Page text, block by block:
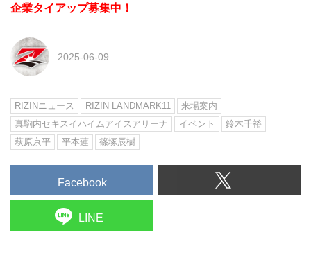
企業タイアップ募集中！
2025-06-09
RIZINニュース RIZIN LANDMARK11
来場案内
真駒内セキスイハイムアイスアリーナ
イベント
鈴木千裕
萩原京平
平本蓮 篠塚辰樹
Facebook
LINE